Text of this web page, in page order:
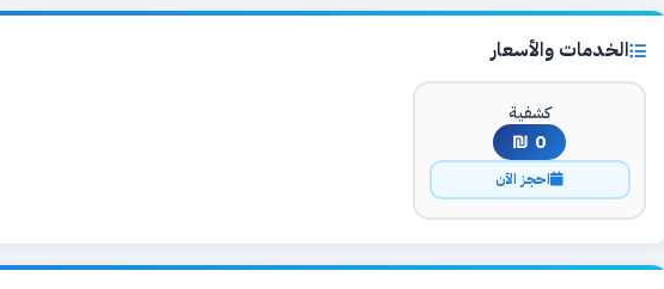
الخدمات والأسعار
كشفية
0 ₪
احجز الآن